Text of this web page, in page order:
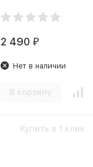
2 490 ₽
Нет в наличии
В корзину
Купить в 1 клик